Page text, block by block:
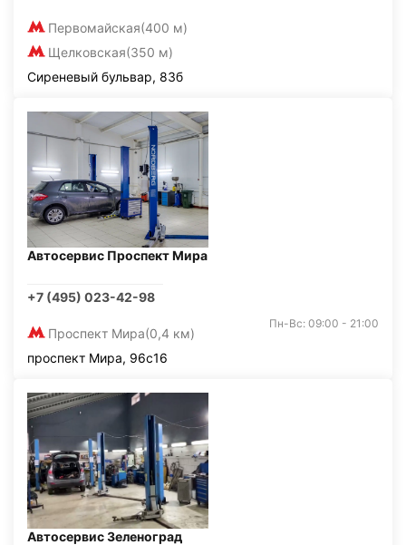
Первомайская(400 м)
Щелковская(350 м)
Сиреневый бульвар, 83б
Автосервис Проспект Мира
+7 (495) 023-42-98
Проспект Мира(0,4 км)
Пн-Вс: 09:00 - 21:00
проспект Мира, 96с16
Автосервис Зеленоград